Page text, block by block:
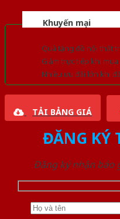
Khuyến mại
Quà tặng đồ nội thất
Giảm trực tiếp khi
Nhiều ưu đãi lớn khi
TẢI BẢNG GIÁ
ĐĂNG KÝ
Đăng ký nhận báo